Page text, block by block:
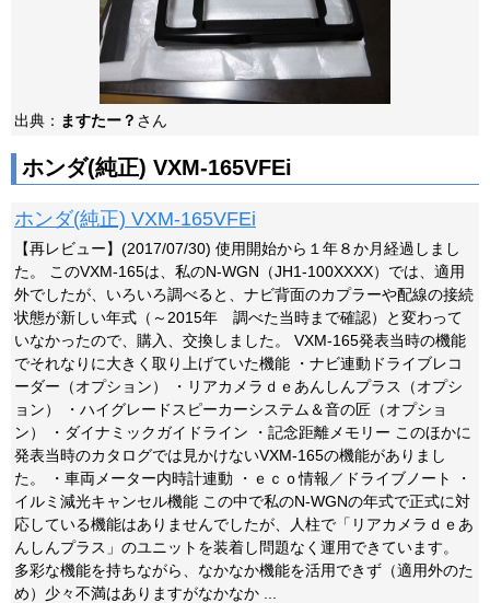
出典： ますたー？ さん
ホンダ(純正) VXM-165VFEi
ホンダ(純正) VXM-165VFEi
【再レビュー】(2017/07/30) 使用開始から１年８か月経過しまし
た。 このVXM-165は、私のN-WGN（JH1-100XXXX）では、適用
外でしたが、いろいろ調べると、ナビ背面のカプラーや配線の接続
状態が新しい年式（～2015年 調べた当時まで確認）と変わって
いなかったので、購入、交換しました。 VXM-165発表当時の機能
でそれなりに大きく取り上げていた機能 ・ナビ連動ドライブレコ
ーダー（オプション） ・リアカメラｄｅあんしんプラス（オプシ
ョン） ・ハイグレードスピーカーシステム＆音の匠（オプショ
ン） ・ダイナミックガイドライン ・記念距離メモリー このほかに
発表当時のカタログでは見かけないVXM-165の機能がありまし
た。 ・車両メーター内時計連動 ・ｅｃｏ情報／ドライブノート ・
イルミ減光キャンセル機能 この中で私のN-WGNの年式で正式に対
応している機能はありませんでしたが、人柱で「リアカメラｄｅあ
んしんプラス」のユニットを装着し問題なく運用できています。
多彩な機能を持ちながら、なかなか機能を活用できず（適用外のた
め）少々不満はありますがなかなか ...